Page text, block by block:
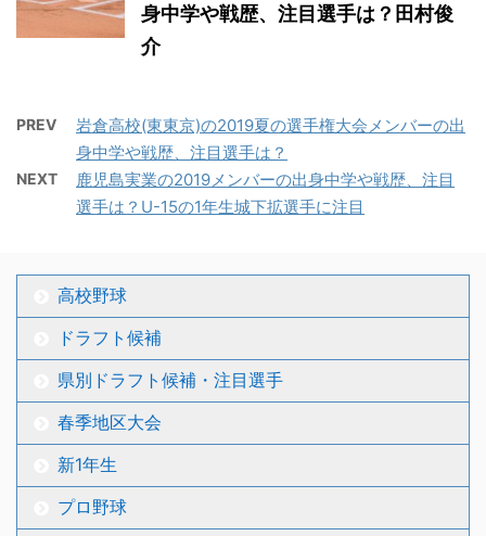
身中学や戦歴、注目選手は？田村俊
介
PREV
岩倉高校(東東京)の2019夏の選手権大会メンバーの出
身中学や戦歴、注目選手は？
NEXT
鹿児島実業の2019メンバーの出身中学や戦歴、注目
選手は？U-15の1年生城下拡選手に注目
高校野球
ドラフト候補
県別ドラフト候補・注目選手
春季地区大会
新1年生
プロ野球